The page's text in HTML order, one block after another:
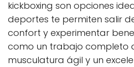
kickboxing son opciones
deportes te permiten salir
confort y experimentar
como un trabajo completo
musculatura ágil y un